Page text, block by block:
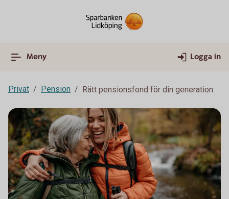
Meny Logga in
Privat Pension Rätt pensionsfond för din generation